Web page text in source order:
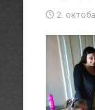
2.